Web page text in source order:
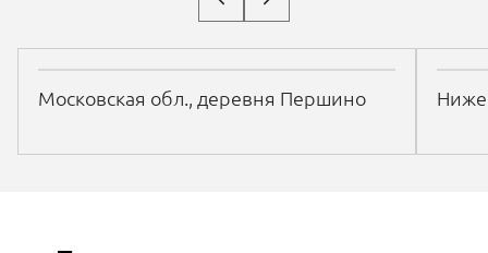
Московская обл., деревня Першино